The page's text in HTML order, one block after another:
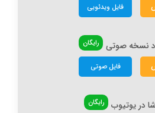
فایل ویدئویی
نسخه صوتی رایگان
فایل صوتی
در یوتیوب رایگان